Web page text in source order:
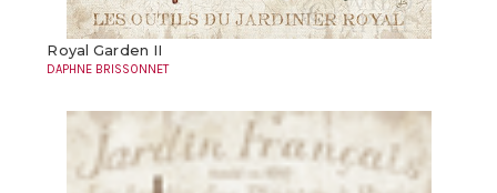
Royal Garden II
DAPHNE BRISSONNET